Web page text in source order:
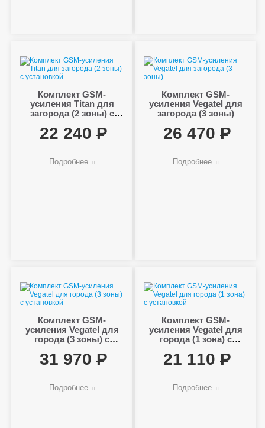
Комплект GSM-
усиления Titan для
загорода (2 зоны) с
22 240
Подробнее
Комплект GSM-
усиления Vegatel для
загорода (3 зоны)
26 470
Подробнее
Комплект GSM-
усиления Vegatel для
города (3 зоны) с
31 970
Подробнее
Комплект GSM-
усиления Vegatel для
города (1 зона) с
21 110
Подробнее